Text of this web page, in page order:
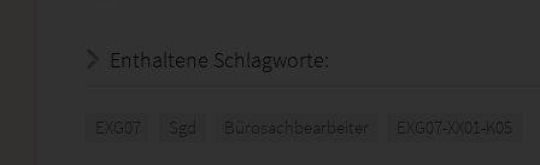
Enthaltene Schlagworte:
EXG07 Sgd Bürosachbearbeiter EXG07-XX01-K05